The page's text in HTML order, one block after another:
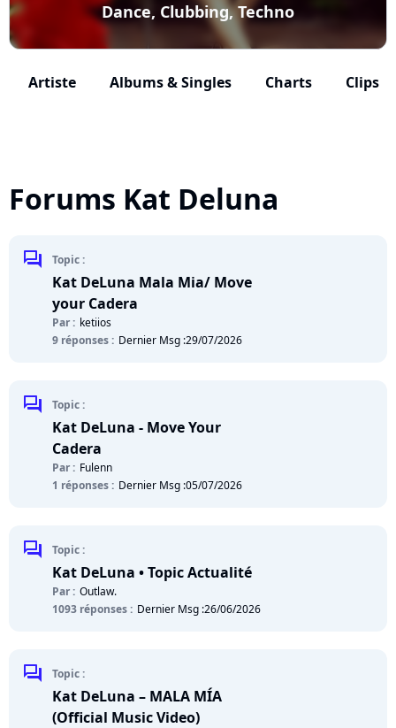
Dance, Clubbing, Techno
Artiste Albums & Singles Charts Clips
Forums Kat Deluna
chat Topic :
Kat DeLuna Mala Mia/ Move
your Cadera
Par : ketiios
9 réponses : Dernier Msg :29/07/2026
chat Topic :
Kat DeLuna - Move Your
Cadera
Par : Fulenn
1 réponses : Dernier Msg :05/07/2026
chat Topic :
Kat DeLuna • Topic Actualité
Par : Outlaw.
1093 réponses : Dernier Msg :26/06/2026
chat Topic :
Kat DeLuna – MALA MÍA
(Official Music Video)